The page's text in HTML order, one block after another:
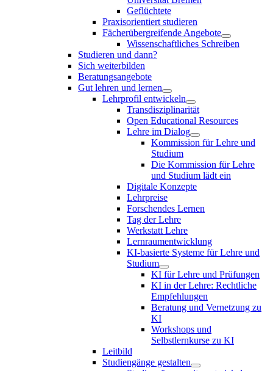
Geflüchtete
Praxisorientiert studieren
Fächerübergreifende Angebote
Wissenschaftliches Schreiben
Studieren und dann?
Sich weiterbilden
Beratungsangebote
Gut lehren und lernen
Lehrprofil entwickeln
Transdisziplinarität
Open Educational Resources
Lehre im Dialog
Kommission für Lehre und
Studium
Die Kommission für Lehre
und Studium lädt ein
Digitale Konzepte
Lehrpreise
Forschendes Lernen
Tag der Lehre
Werkstatt Lehre
Lernraumentwicklung
KI-basierte Systeme für Lehre und
Studium
KI für Lehre und Prüfungen
KI in der Lehre: Rechtliche
Empfehlungen
Beratung und Vernetzung zu
KI
Workshops und
Selbstlernkurse zu KI
Leitbild
Studiengänge gestalten